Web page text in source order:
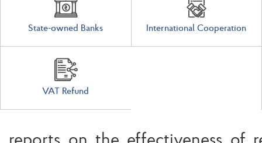
State-owned Banks International Cooperation
VAT Refund